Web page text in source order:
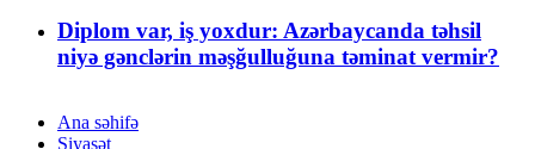
Diplom var, iş yoxdur: Azərbaycanda təhsil
niyə gənclərin məşğulluğuna təminat vermir?
Ana səhifə
Siyasət